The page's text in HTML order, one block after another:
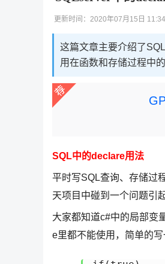
更新时间：2020年07月15日
这篇文章主要介绍了
用在函数和存储过程中
SQL中的declare用法
平时写SQL查询、存储过
天项目中碰到一个问题引
大家都知道c#中的局部变
e里都不能使用，简单的写